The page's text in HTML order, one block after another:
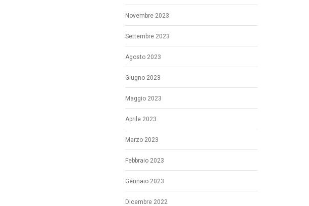
Novembre 2023
Settembre 2023
Agosto 2023
Giugno 2023
Maggio 2023
Aprile 2023
Marzo 2023
Febbraio 2023
Gennaio 2023
Dicembre 2022